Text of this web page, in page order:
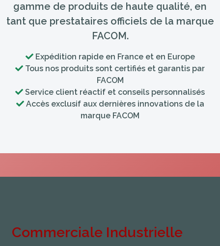
gamme de produits de haute qualité, en
tant que prestataires officiels de la marque
FACOM.
Expédition rapide en France et en Europe
Tous nos produits sont certifiés et garantis par
FACOM
Service client réactif et conseils personnalisés
Accès exclusif aux dernières innovations de la
marque FACOM
Commerciale Industrielle